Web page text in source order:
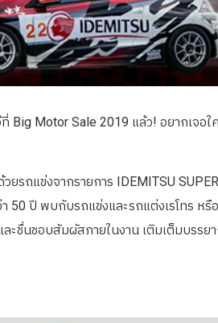
Motor Sale 2019 แล้ว! อยากเจอ
ถแข่งจากรายการ IDEMITSU
50 ปี พบกับรถแข่งและรถแต่งเรโทร
ะชื่นชอบสัมผัสภายในงาน เติมเต็มบรร